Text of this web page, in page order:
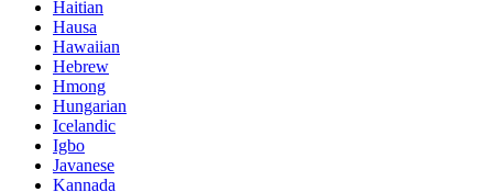
Haitian
Hausa
Hawaiian
Hebrew
Hmong
Hungarian
Icelandic
Igbo
Javanese
Kannada